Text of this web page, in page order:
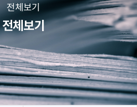
전체보기
전체보기